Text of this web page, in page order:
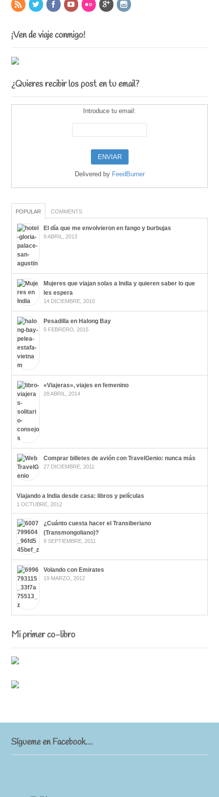
¡Ven de viaje conmigo!
¿Quieres recibir los post en tu email?
Introduce tu email:
Delivered by FeedBurner
POPULAR COMMENTS
El día que me envolvieron en fango y burbujas
9 ABRIL, 2013
Mujeres que viajan solas a India y quieren saber lo que
les espera
14 DICIEMBRE, 2010
Pesadilla en Halong Bay
5 FEBRERO, 2015
«Viajeras», viajes en femenino
28 ABRIL, 2014
Comprar billetes de avión con TravelGenio: nunca más
27 DICIEMBRE, 2011
Viajando a India desde casa: libros y películas
1 OCTUBRE, 2012
¿Cuánto cuesta hacer el Transiberiano
(Transmongoliano)?
9 SEPTIEMBRE, 2011
Volando con Emirates
19 MARZO, 2012
Mi primer co-libro
Sígueme en Facebook…